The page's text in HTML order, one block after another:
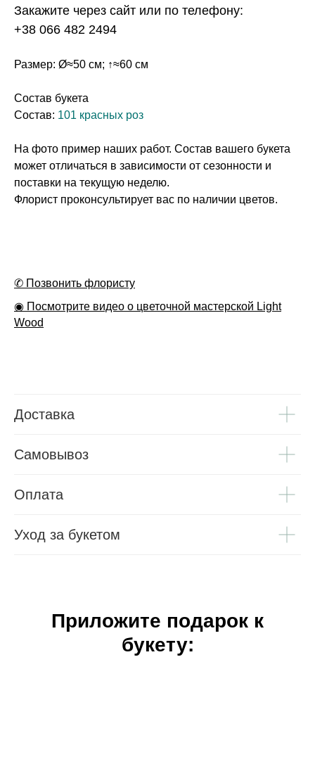
Закажите через сайт или по телефону:
+38 066 482 2494
Размер: Ø≈50 см; ↑≈60 см
Состав букета
Состав: 101 красных роз
На фото пример наших работ. Состав вашего букета
может отличаться в зависимости от сезонности и
поставки на текущую неделю.
Флорист проконсультирует вас по наличии цветов.
✆ Позвонить флористу
◉ Посмотрите видео о цветочной мастерской Light
Wood
Доставка
Самовывоз
Оплата
Уход за букетом
Приложите подарок к
букету: